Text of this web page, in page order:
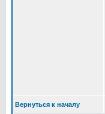
Вернуться к началу